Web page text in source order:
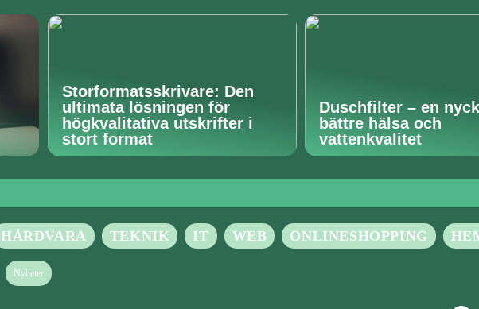
Storformatsskrivare: Den
ultimata lösningen för
högkvalitativa utskrifter i
stort format
Duschfilter – en
bättre hälsa och
vattenkvalitet
HÅRDVARA TEKNIK IT WEB ONLINESHOPPING
Nyheter